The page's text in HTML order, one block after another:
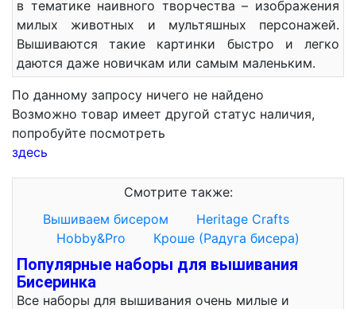
в тематике наивного творчества – изображения
милых животных и мультяшных персонажей.
Вышиваются такие картинки быстро и легко
даются даже новичкам или самым маленьким.
По данному запросу ничего не найдено
Возможно товар имеет другой статус наличия,
попробуйте посмотреть
здесь
Смотрите также:
Вышиваем бисером
Heritage Crafts
Hobby&Pro
Кроше (Радуга бисера)
Популярные наборы для вышивания
Бисеринка
Все наборы для вышивания очень милые и